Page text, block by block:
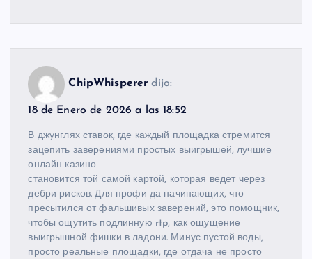
ChipWhisperer dijo:
18 de Enero de 2026 a las 18:52
В джунглях ставок, где каждый площадка стремится
зацепить заверениями простых выигрышей, лучшие
онлайн казино
становится той самой картой, которая ведет через
дебри рисков. Для профи да начинающих, что
пресытился от фальшивых заверений, это помощник,
чтобы ощутить подлинную rtp, как ощущение
выигрышной фишки в ладони. Минус пустой воды,
просто реальные площадки, где отдача не просто